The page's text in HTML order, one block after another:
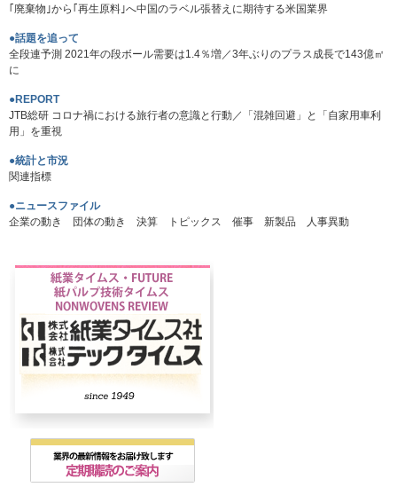
｢廃棄物｣から｢再生原料｣へ中国のラベル張替えに期待する米国業界
●話題を追って
全段連予測 2021年の段ボール需要は1.4％増／3年ぶりのプラス成長で143億㎡
に
●REPORT
JTB総研 コロナ禍における旅行者の意識と行動／「混雑回避」と「自家用車利
用」を重視
●統計と市況
関連指標
●ニュースファイル
企業の動き 団体の動き 決算 トピックス 催事 新製品 人事異動